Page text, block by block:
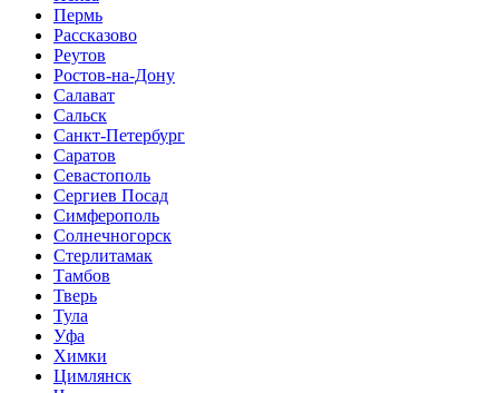
Пермь
Рассказово
Реутов
Ростов-на-Дону
Салават
Сальск
Санкт-Петербург
Саратов
Севастополь
Сергиев Посад
Симферополь
Солнечногорск
Стерлитамак
Тамбов
Тверь
Тула
Уфа
Химки
Цимлянск